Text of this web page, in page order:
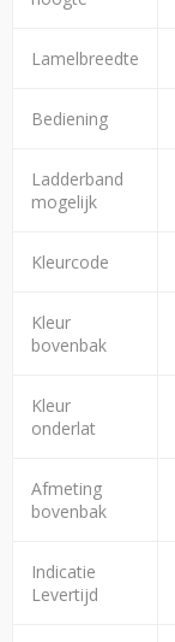
Lamelbreedte
Bediening
Ladderband
mogelijk
Kleurcode
Kleur
bovenbak
Kleur
onderlat
Afmeting
bovenbak
Indicatie
Levertijd